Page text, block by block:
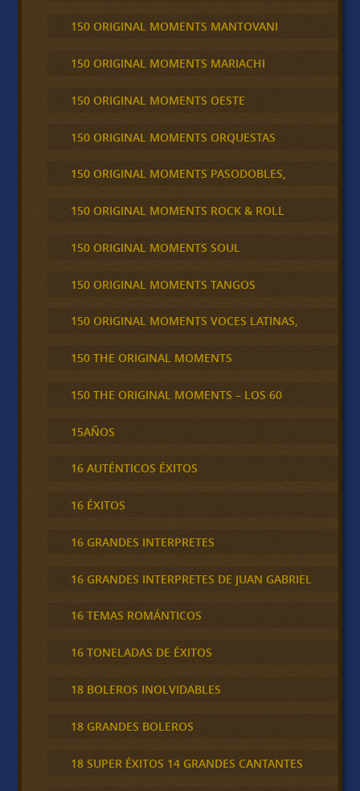
150 ORIGINAL MOMENTS MANTOVANI
150 ORIGINAL MOMENTS MARIACHI
150 ORIGINAL MOMENTS OESTE
150 ORIGINAL MOMENTS ORQUESTAS
150 ORIGINAL MOMENTS PASODOBLES,
150 ORIGINAL MOMENTS ROCK & ROLL
150 ORIGINAL MOMENTS SOUL
150 ORIGINAL MOMENTS TANGOS
150 ORIGINAL MOMENTS VOCES LATINAS,
150 THE ORIGINAL MOMENTS
150 THE ORIGINAL MOMENTS – LOS 60
15AÑOS
16 AUTÉNTICOS ÉXITOS
16 ÉXITOS
16 GRANDES INTERPRETES
16 GRANDES INTERPRETES DE JUAN GABRIEL
16 TEMAS ROMÁNTICOS
16 TONELADAS DE ÉXITOS
18 BOLEROS INOLVIDABLES
18 GRANDES BOLEROS
18 SUPER ÉXITOS 14 GRANDES CANTANTES